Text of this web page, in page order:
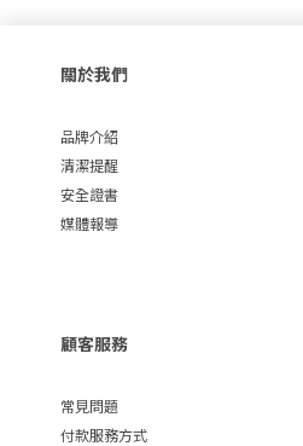
關於我們
品牌介紹
清潔提醒
安全證書
媒體報導
顧客服務
常見問題
付款服務方式